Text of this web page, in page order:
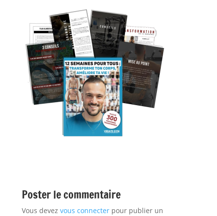
Poster le commentaire
Vous devez vous connecterpour publier un